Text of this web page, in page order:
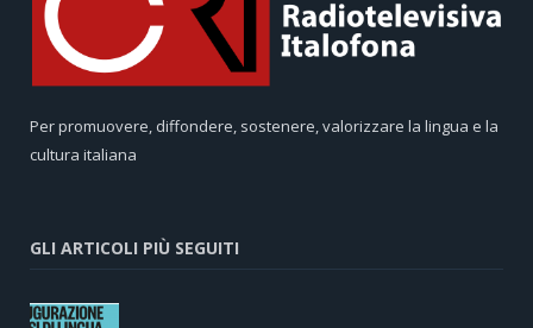
Per promuovere, diffondere, sostenere, valorizzare la lingua e la
cultura italiana
GLI ARTICOLI PIÙ SEGUITI